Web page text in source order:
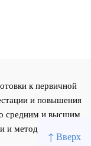
↑ Вверх
к первичной
и повышения
средним и высшим
и методическими